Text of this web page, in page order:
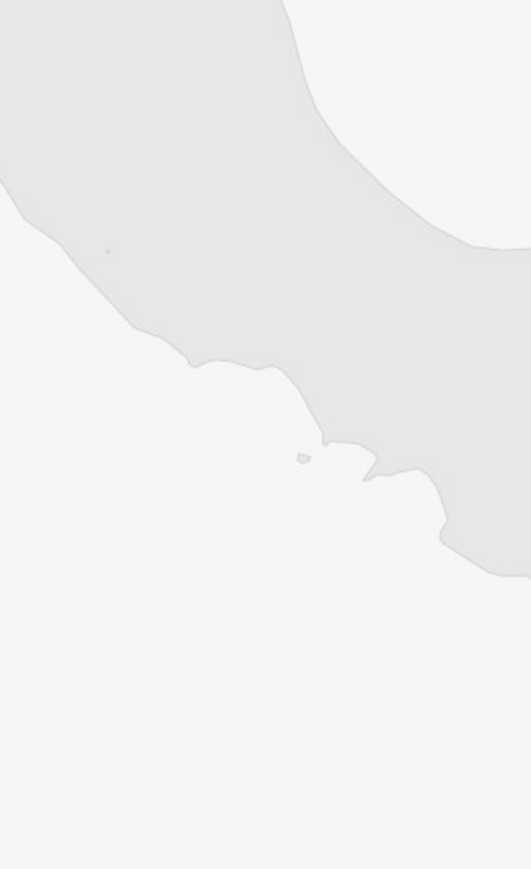
rrom du Kosovo… Découvrez nos héros et
héroïnes de l’année 2024 dans les Balkans .
Cet article est réservé aux abonné⋅es
(Re)devenez abonné⋅e pour lire la suite
Découvrez tous les contenus du Courrier des